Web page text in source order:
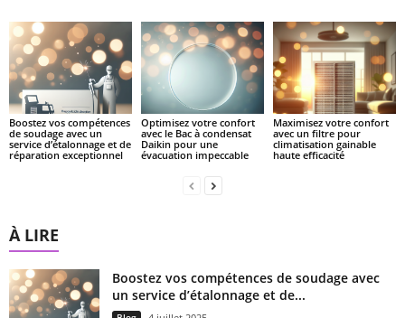
Boostez vos compétences
de soudage avec un
service d’étalonnage et de
réparation exceptionnel
Optimisez votre confort
avec le Bac à condensat
Daikin pour une
évacuation impeccable
Maximisez votre confort
avec un filtre pour
climatisation gainable
haute efficacité
À LIRE
Boostez vos compétences de soudage avec
un service d’étalonnage et de...